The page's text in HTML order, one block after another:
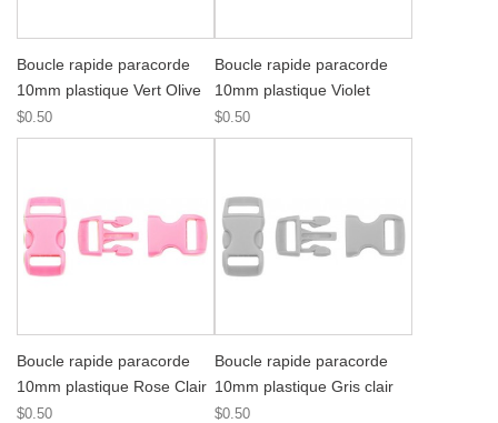
Boucle rapide paracorde
10mm plastique Vert Olive
$0.50
Boucle rapide paracorde
10mm plastique Violet
$0.50
Boucle rapide paracorde
10mm plastique Rose Clair
$0.50
Boucle rapide paracorde
10mm plastique Gris clair
$0.50